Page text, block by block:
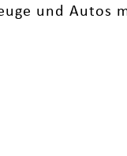
und Autos